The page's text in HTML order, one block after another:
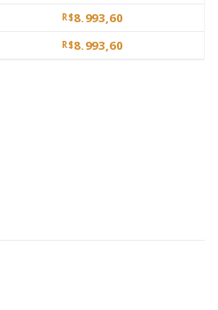
R$8.993,60
R$8.993,60